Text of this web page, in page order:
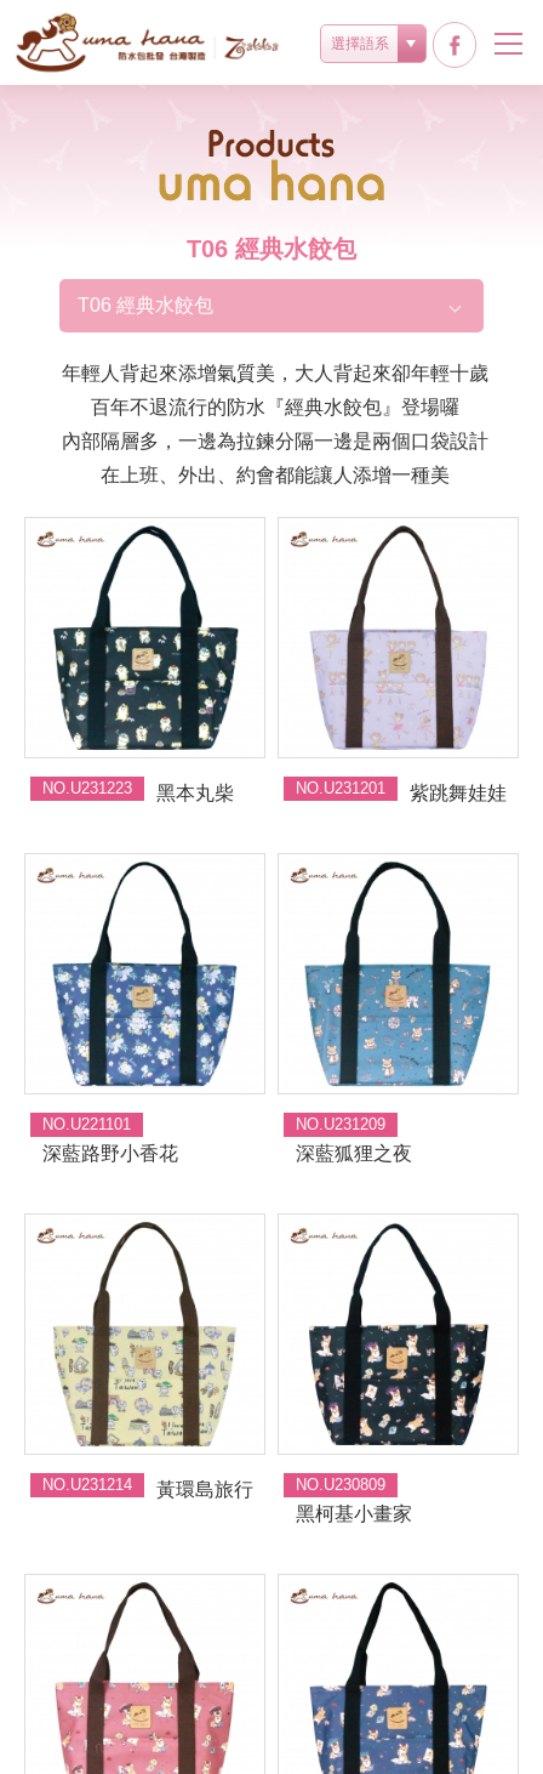
選擇語系
Products
T06 經典水餃包
T06 經典水餃包
年輕人背起來添增氣質美，大人背起來卻年輕十歲
百年不退流行的防水『經典水餃包』登場囉
內部隔層多，一邊為拉鍊分隔一邊是兩個口袋設計
在上班、外出、約會都能讓人添增一種美
NO.U231223 黑本丸柴 NO.U231201 紫跳舞娃娃
NO.U221101
深藍路野小香花
NO.U231209
深藍狐狸之夜
NO.U231214 黃環島旅行 NO.U230809
黑柯基小畫家